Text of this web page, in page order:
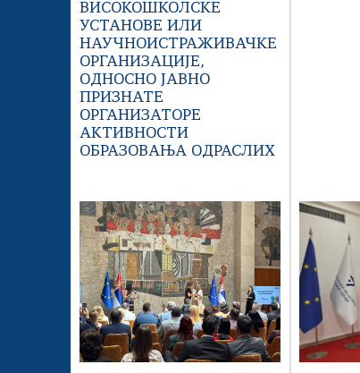
ВИСОКОШКОЛСКЕ
УСТАНОВЕ ИЛИ
НАУЧНОИСТРАЖИВАЧКЕ
ОРГАНИЗАЦИЈЕ,
ОДНОСНО ЈАВНО
ПРИЗНАТЕ
ОРГАНИЗАТОРЕ
АКТИВНОСТИ
ОБРАЗОВАЊА ОДРАСЛИХ